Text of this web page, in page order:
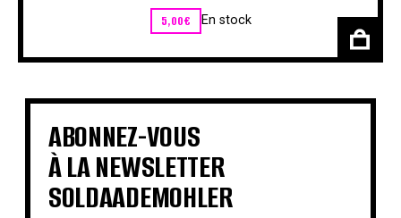
5,00€ En stock
ABONNEZ-VOUS
À LA NEWSLETTER
SOLDAADEMOHLER